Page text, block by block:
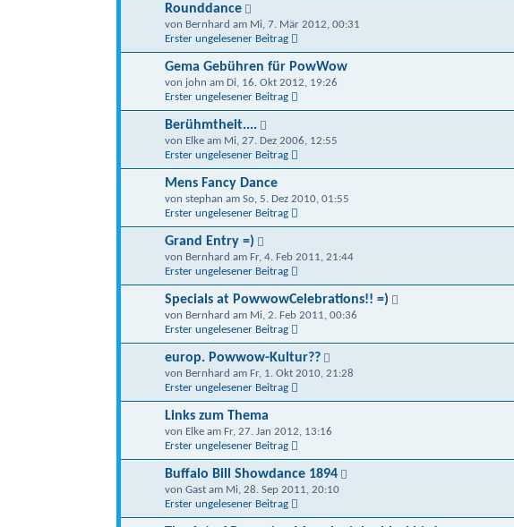
Rounddance
von Bernhard am Mi, 7. Mär 2012, 00:31
Erster ungelesener Beitrag
Gema Gebühren für PowWow
von john am Di, 16. Okt 2012, 19:26
Erster ungelesener Beitrag
Berühmtheit....
von Elke am Mi, 27. Dez 2006, 12:55
Erster ungelesener Beitrag
Mens Fancy Dance
von stephan am So, 5. Dez 2010, 01:55
Erster ungelesener Beitrag
Grand Entry =)
von Bernhard am Fr, 4. Feb 2011, 21:44
Erster ungelesener Beitrag
Specials at PowwowCelebrations!! =)
von Bernhard am Mi, 2. Feb 2011, 00:36
Erster ungelesener Beitrag
europ. Powwow-Kultur??
von Bernhard am Fr, 1. Okt 2010, 21:28
Erster ungelesener Beitrag
Links zum Thema
von Elke am Fr, 27. Jan 2012, 13:16
Erster ungelesener Beitrag
Buffalo Bill Showdance 1894
von Gast am Mi, 28. Sep 2011, 20:10
Erster ungelesener Beitrag